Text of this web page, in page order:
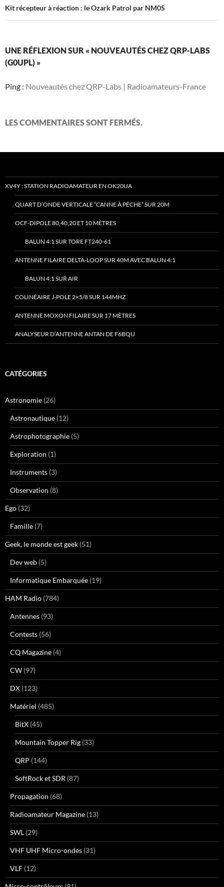
Kit récepteur à réaction : le Ozark Patrol par NM0S
UNE RÉFLEXION SUR « NOUVEAUTÉS CHEZ QRP-LABS
(G0UPL) »
Ping : Nouveautés chez QRP-Labs | Radioamateurs-France
LES COMMENTAIRES SONT FERMÉS.
XV4Y : STATION RADIOAMATEUR EN OK20UA
QUART D’ONDE VERTICALE “CANNE À PÊCHE” SUR 20M
OCF-DIPOLE 80,40,20 ET 10 MÈTRES
BALUN 4:1 SUR TORE FT240-61
ANTENNE FILAIRE DELTA-LOOP SUR 40M AVEC BALUN 4:1
BALUN 4:1 SUR AIR
COLINÉAIRE J-POLE 2×5/8 SUR 144MHZ
ANTENNE MOXON FILAIRE SUR 17 MÈTRES
ANALYSEUR D’ANTENNE ANTAN DE F6BQU
CATÉGORIES
Astronomie (26)
Astronautique (12)
Astrophotographie (5)
Exploration (1)
Instruments (3)
Observation (8)
Ego (32)
Famille (7)
Geek, le monde est geek (51)
Dev web (5)
Informatique Embarquée (19)
HAM Radio (784)
Antennes (93)
Contests (56)
CQ Magazine (4)
CW (97)
DX (123)
Matériel (485)
BitX (45)
Mountain Topper Rig (33)
QRP (144)
SoftRock et SDR (87)
Propagation (68)
Radioamateur Magazine (13)
SWL (29)
VHF UHF Micro-ondes (31)
VLF (12)